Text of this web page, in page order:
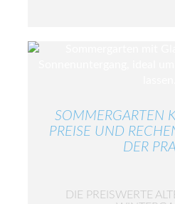
SOMMERGARTEN
PREISE UND
DER
DIE PREISWERTE